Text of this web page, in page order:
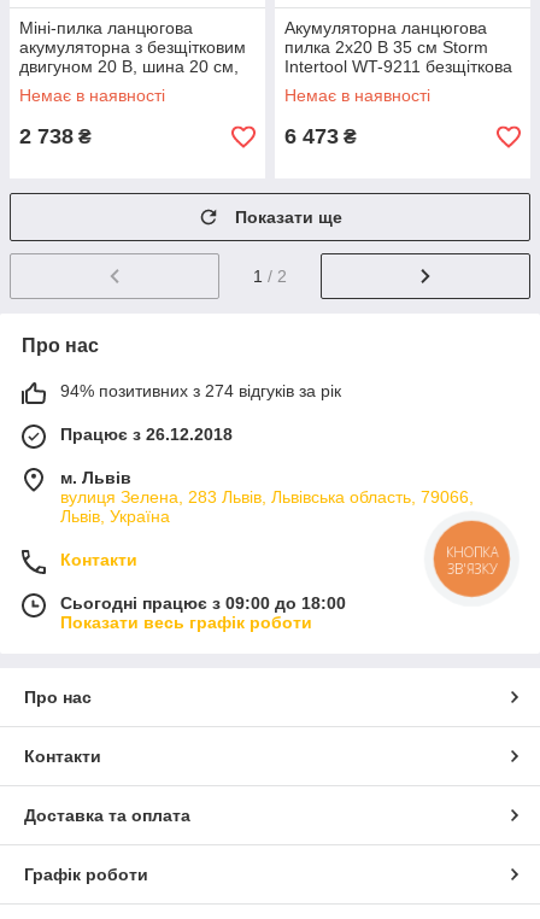
Міні-пилка ланцюгова
акумуляторна з безщітковим
двигуном 20 В, шина 20 см,
7.5 м/с, без ЗП та АКБ,
STORM mst
Немає в наявності
2 738 ₴
Акумуляторна ланцюгова
пилка 2х20 В 35 см Storm
Intertool WT-9211 безщіткова
пилка для саду ланцюгові
пилки з SDS-системою
Немає в наявності
6 473 ₴
Показати ще
1 / 2
Про нас
94% позитивних з 274 відгуків за рік
Працює з 26.12.2018
м. Львів
вулиця Зелена, 283 Львів, Львівська область, 79066,
Львів, Україна
Контакти
Сьогодні працює з 09:00 до 18:00
Показати весь графік роботи
Про нас
Контакти
Доставка та оплата
Графік роботи
КНОПКА
ЗВ'ЯЗКУ